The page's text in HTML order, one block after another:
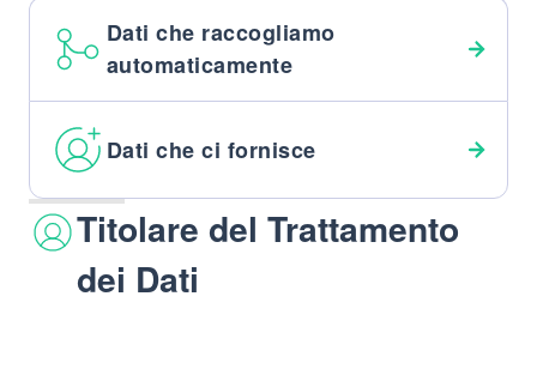
Dati che raccogliamo
automaticamente
Dati che ci fornisce
Titolare del Trattamento
dei Dati